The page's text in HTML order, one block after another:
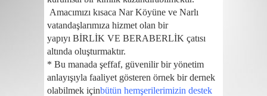
Amacımızı kısaca Nar Köyüne ve Narlı
vatandaşlarımıza hizmet olan bir
yapıyı BİRLİK VE BERABERLİK çatısı
altında oluşturmaktır.
* Bu manada şeffaf, güvenilir bir yönetim
anlayışıyla faaliyet gösteren örnek bir dernek
olabilmek içinbütün hemşerilerimizin destek